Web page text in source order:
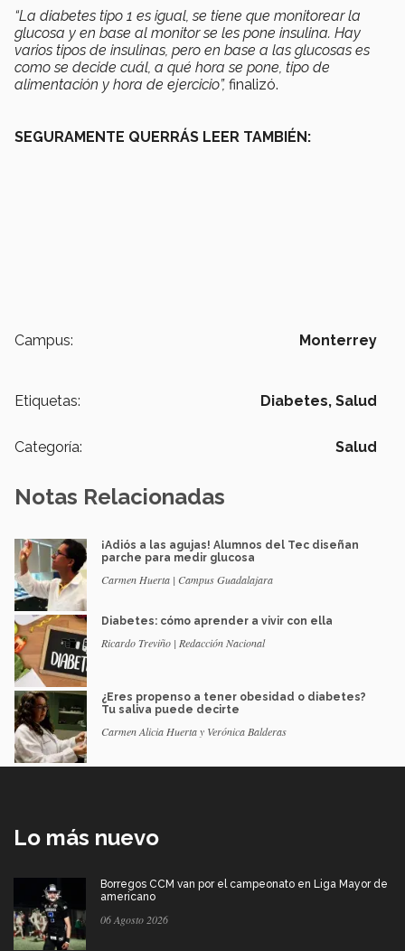
“La diabetes tipo 1 es igual, se tiene que monitorear la
glucosa y en base al monitor se les pone insulina. Hay
varios tipos de insulinas, pero en base a las glucosas es
como se decide cuál, a qué hora se pone, tipo de
alimentación y hora de ejercicio”, finalizó.
SEGURAMENTE QUERRÁS LEER TAMBIÉN:
Campus: Monterrey
Etiquetas: Diabetes, Salud
Categoría: Salud
Notas Relacionadas
¡Adiós a las agujas! Alumnos del Tec diseñan
parche para medir glucosa
Carmen Huerta | Campus Guadalajara
Diabetes: cómo aprender a vivir con ella
Ricardo Treviño | Redacción Nacional
¿Eres propenso a tener obesidad o diabetes?
Tu saliva puede decirte
Carmen Alicia Huerta y Verónica Balderas
Lo más nuevo
Borregos CCM van por el campeonato en Liga Mayor de
americano
06 Agosto 2026